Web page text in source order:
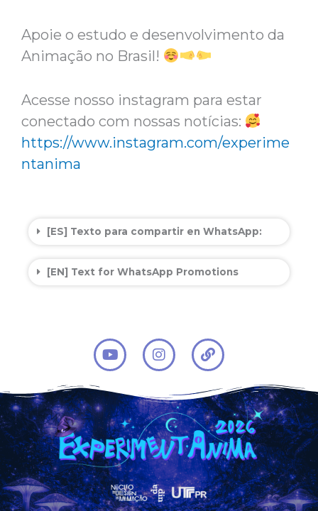
Apoie o estudo e desenvolvimento da
Animação no Brasil!
Acesse nosso instagram para estar
conectado com nossas notícias:
https://www.instagram.com/experime
ntanima
[ES] Texto para compartir en WhatsApp:
[EN] Text for WhatsApp Promotions